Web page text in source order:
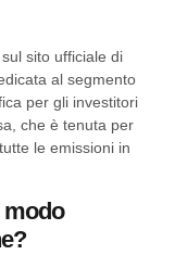
sito ufficiale di
al segmento
per gli investitori
che è tenuta per
le emissioni in
modo